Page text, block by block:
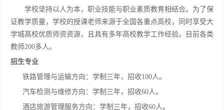
学校坚持以人为本，职业技能与职业素质教育相结合。为了保
证教学质量，学校的授课老师来源于全国各重点高校，同时享受大
学城高校优质师资资源，且具有多年高校教学工作经验。目前各类
教师200多人。
招生专业
铁路管理与运输方向：学制三年，招收100人。
汽车检测与维修方向：学制三年，招收60人。
酒店旅游管理服务方向：学制三年，招收60人。